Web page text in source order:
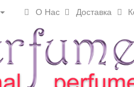
О Нас Доставка